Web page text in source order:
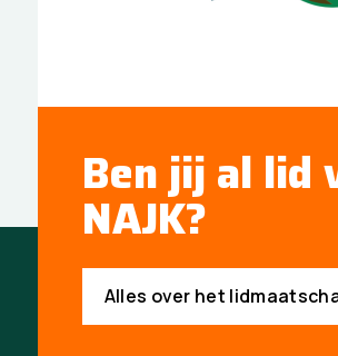
Ben jij al lid
NAJK?
Alles over het